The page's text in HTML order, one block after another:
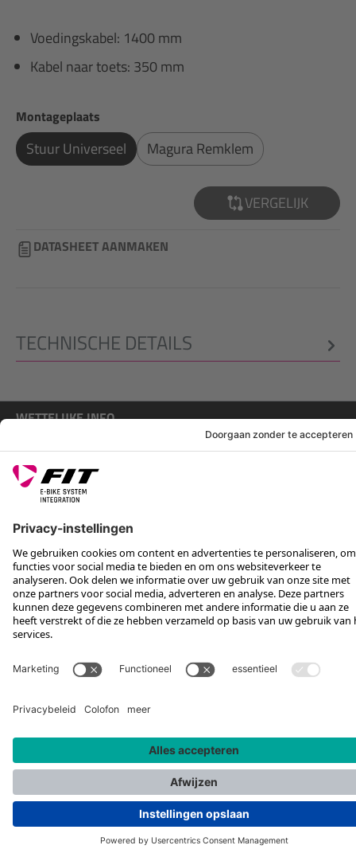
Voedingskabel: 1400 mm
Kabel naar toets: 350 mm
Selecteer
Montageplaats
Stuur Universeel Magura Remklem
VERGELIJK
DATASHEET AANMAKEN
TECHNISCHE DETAILS
WETTELIJKE INFO
SERVICE
VOLG ONS OP
*Aanbevolen verkoopprijs incl. btw, excl. verzendkosten